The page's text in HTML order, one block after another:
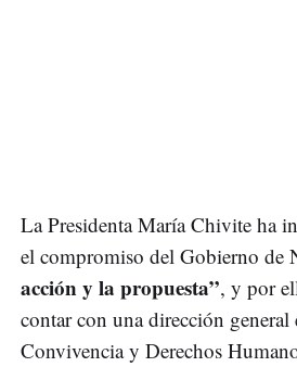
La Presidenta María Chivite ha
el compromiso del Gobierno de
acción y la propuesta”, y por
contar con una dirección general
Convivencia y Derechos